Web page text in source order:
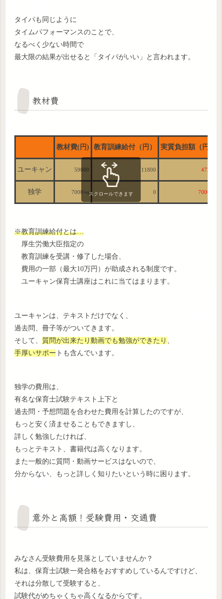
タイパも同じように
タイムパフォーマンスのことで、
なるべく少ない時間で
最大限の結果が出せると「タイパがいい」と言われます。
教材費
教材費(円) 教育訓練給付（円） 実質負担額（円）
ユーキャン 59000 11800 47200
独学 7000+α 0 7000+α
スクロールできます
※教育訓練給付とは…
厚生労働大臣指定の
教育訓練を受講・修了した場合、
費用の一部（最大10万円）が助成される制度です。
ユーキャン保育士講座はこれに当てはまります。
ユーキャンは、テキストだけでなく、
過去問、冊子等がついてきます。
そして、 質問が出来たり動画でも勉強ができたり
手厚いサポー トも含んでいます。
独学の費用は、
有名な保育士試験テキスト上下と
過去問・予想問題を合わせた費用を計算したのですが、
もっと安く済ませることもできますし、
詳しく勉強したければ、
もっとテキスト、書籍代は高くなります。
また一般的に質問・動画サービスはないので、
分からない、もっと詳しく知りたいという時に困ります。
意外と高額！受験費用・交通費
みなさん受験費用を見落としていませんか？
私は、保育士試験一発合格をおすすめしているんですけど、
それは分散して受験すると、
試験代がめちゃくちゃ高くなるからです。